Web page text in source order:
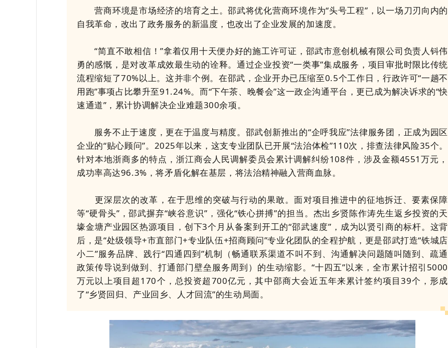
营商环境是市场经济的培育之土。邵武将优化营商环境作为“头号工程”，以一场刀刃向内的
自我革命，改出了政务服务的新温度，也改出了企业发展的加速度。
“简直不敢相信！”拿着仅用十天便办好的施工许可证，邵武市意创机械有限公司负责人钭伟
勇的感慨，是对改革成效最生动的诠释。通过企业投资“一类事”集成服务，项目审批时限比传统
流程缩短了70%以上。这并非个例。在邵武，企业开办已压缩至0.5个工作日，行政许可“一趟不
用跑”事项占比攀升至91.24%。而“下午茶、晚餐会”这一政企沟通平台，更已成为解决诉求的“快
速通道”，累计协调解决企业难题300余项。
服务不止于速度，更在于温度与精度。邵武创新推出的“企呼我应”法律服务团，正成为园区
企业的“贴心顾问”。2025年以来，这支专业团队已开展“法治体检”110次，排查法律风险35个。
针对本地浙商多的特点，浙江商会人民调解委员会累计调解纠纷108件，涉及金额4551万元，
成功率高达96.3%，将矛盾化解在基层，将法治精神融入营商血脉。
更深层次的改革，在于思维的突破与行动的果敢。面对项目推进中的征地拆迁、要素保障
等“硬骨头”，邵武摒弃“峡谷意识”，强化“铁心拼搏”的担当。杰出乡贤陈作涛先生返乡投资的天
壕金塘产业园区热源项目，创下3个月从备案到开工的“邵武速度”，成为以贤引商的标杆。这背
后，是“处级领导+市直部门+专业队伍+招商顾问”专业化团队的全程护航，更是邵武打造“铁城店
小二”服务品牌、践行“四通四到”机制（畅通联系渠道不叫不到、沟通解决问题随叫随到、疏通
政策传导说到做到、打通部门壁垒服务周到）的生动缩影。“十四五”以来，全市累计招引5000
万元以上项目超170个，总投资超700亿元，其中邵商大会近五年来累计签约项目39个，形成
了“乡贤回归、产业回乡、人才回流”的生动局面。